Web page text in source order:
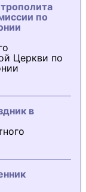
по
Церкви по
в